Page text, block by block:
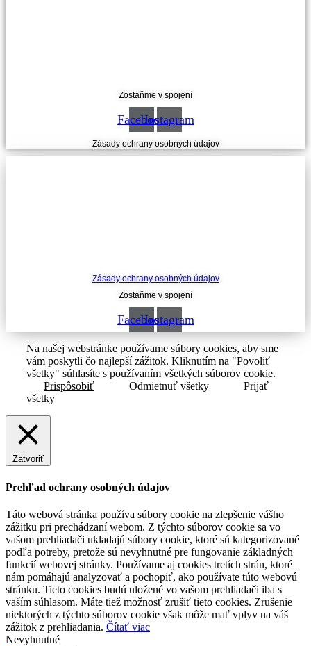
Zostaňme v spojení
FacebookInstagram
Zásady ochrany osobných údajov
Zásady ochrany osobných údajov
Zostaňme v spojení
FacebookInstagram
Na našej webstránke používame súbory cookies, aby sme
vám poskytli čo najlepší zážitok. Kliknutím na "Povoliť
všetky" súhlasíte s používaním všetkých súborov cookie.
Prispôsobiť
Odmietnuť všetky
Prijať
všetky
Zatvoriť
Prehľad ochrany osobných údajov
Táto webová stránka používa súbory cookie na zlepšenie vášho
zážitku pri prechádzaní webom. Z týchto súborov cookie sa vo
vašom prehliadači ukladajú súbory cookie, ktoré sú kategorizované
podľa potreby, pretože sú nevyhnutné pre fungovanie základných
funkcií webovej stránky. Používame aj cookies tretích strán, ktoré
nám pomáhajú analyzovať a pochopiť, ako používate túto webovú
stránku. Tieto cookies budú uložené vo vašom prehliadači iba s
vaším súhlasom. Máte tiež možnosť zrušiť tieto cookies. Zrušenie
niektorých z týchto súborov cookie však môže mať vplyv na váš
zážitok z prehliadania. Čítať viac
Nevyhnutné